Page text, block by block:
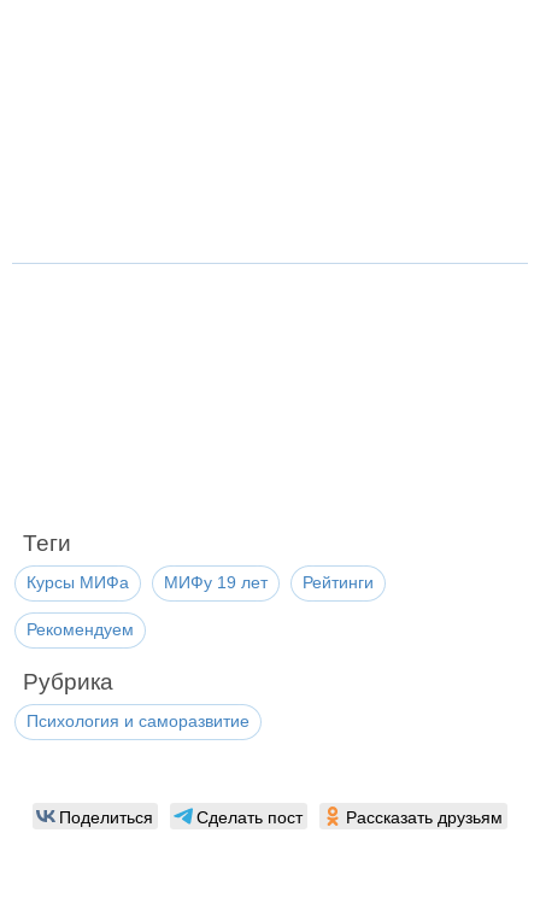
Теги
Курсы МИФа МИФу 19 лет Рейтинги
Рекомендуем
Рубрика
Психология и саморазвитие
Поделиться Сделать пост Рассказать друзьям